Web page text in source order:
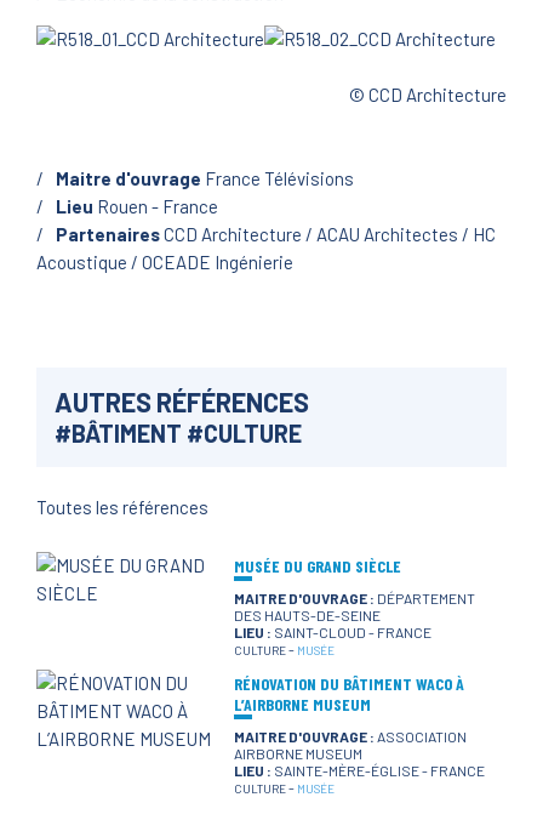
© CCD Architecture
Maitre d'ouvrage France Télévisions
Lieu Rouen - France
PartenairesCCD Architecture / ACAU Architectes / HC
Acoustique / OCEADE Ingénierie
AUTRES RÉFÉRENCES
#BÂTIMENT #CULTURE
Toutes les références
MUSÉE DU GRAND SIÈCLE
MAITRE D'OUVRAGE : DÉPARTEMENT
DES HAUTS-DE-SEINE
LIEU : SAINT-CLOUD - FRANCE
CULTURE- MUSÉE
RÉNOVATION DU BÂTIMENT WACO À
L’AIRBORNE MUSEUM
MAITRE D'OUVRAGE : ASSOCIATION
AIRBORNE MUSEUM
LIEU : SAINTE-MÈRE-ÉGLISE - FRANCE
CULTURE- MUSÉE